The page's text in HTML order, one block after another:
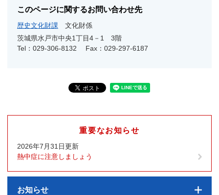
このページに関するお問い合わせ先
歴史文化財課
文化財係
茨城県水戸市中央1丁目4－1 3階
Tel：029-306-8132
Fax：029-297-6187
重要なお知らせ
2026年7月31日更新
熱中症に注意しましょう
お知らせ